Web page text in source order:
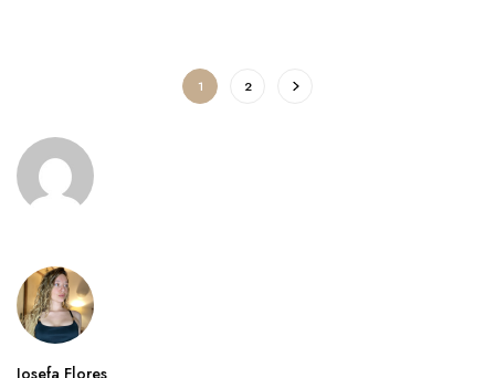
1 2
Josefa Flores